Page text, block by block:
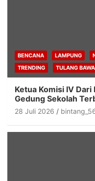
BENCANA LAMPUNG
TRENDING
TULANG
Ketua Komisi IV Dari
Gedung Sekolah
28 Juli 2026